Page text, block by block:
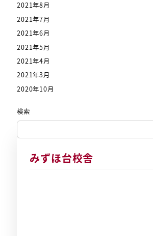
2021年8月
2021年7月
2021年6月
2021年5月
2021年4月
2021年3月
2020年10月
検索
みずほ台校舎